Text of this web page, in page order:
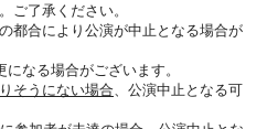
ご了承ください。
都合により公演が中止となる場合が
なる場合がございます。
そうにない場合、公演中止となる可